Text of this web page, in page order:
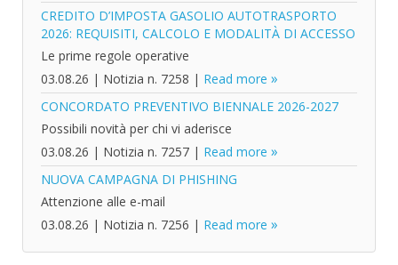
CREDITO D’IMPOSTA GASOLIO AUTOTRASPORTO
2026: REQUISITI, CALCOLO E MODALITÀ DI ACCESSO
Le prime regole operative
03.08.26 | Notizia n. 7258 | Read more
CONCORDATO PREVENTIVO BIENNALE 2026-2027
Possibili novità per chi vi aderisce
03.08.26 | Notizia n. 7257 | Read more
NUOVA CAMPAGNA DI PHISHING
Attenzione alle e-mail
03.08.26 | Notizia n. 7256 | Read more